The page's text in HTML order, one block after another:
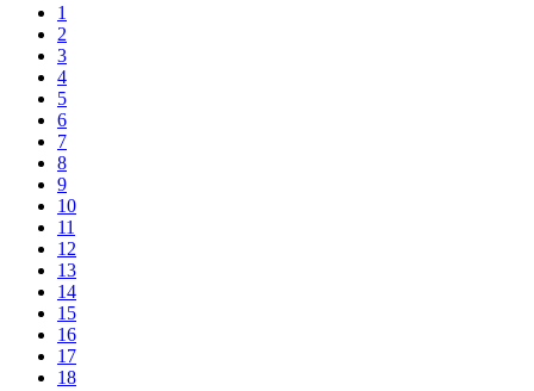
1
2
3
4
5
6
7
8
9
10
11
12
13
14
15
16
17
18